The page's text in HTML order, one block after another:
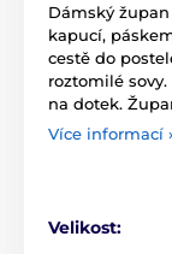
Dámský
kapucí,
cestě do
roztomilé
na dotek.
Více informací ›
Velikost: